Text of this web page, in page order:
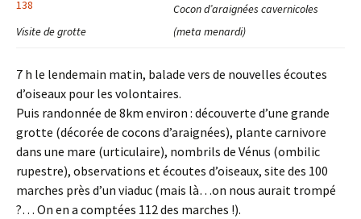
Visite de grotte
Cocon d’araignées cavernicoles
(meta menardi)
7 h le lendemain matin, balade vers de nouvelles écoutes
d’oiseaux pour les volontaires.
Puis randonnée de 8km environ : découverte d’une grande
grotte (décorée de cocons d’araignées), plante carnivore
dans une mare (urticulaire), nombrils de Vénus (ombilic
rupestre), observations et écoutes d’oiseaux, site des 100
marches près d’un viaduc (mais là…on nous aurait trompé
?… On en a comptées 112 des marches !).